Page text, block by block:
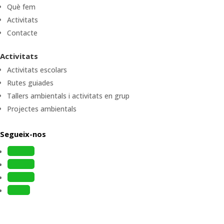
Què fem
Activitats
Contacte
Activitats
Activitats escolars
Rutes guiades
Tallers ambientals i activitats en grup
Projectes ambientals
Segueix-nos
Follow
Follow
Follow
Follow